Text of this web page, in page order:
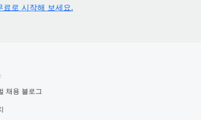
료로 시작해 보세요.
채용 블로그